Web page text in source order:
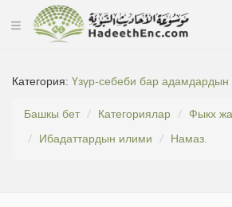
Категория:Үзүр-себеби бар
Башкы бет
Категориялар
Фыкх
Ибадаттардын илими
Намаз.